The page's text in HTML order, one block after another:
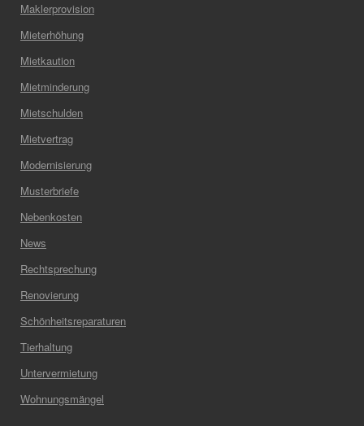
Maklerprovision
Mieterhöhung
Mietkaution
Mietminderung
Mietschulden
Mietvertrag
Modernisierung
Musterbriefe
Nebenkosten
News
Rechtsprechung
Renovierung
Schönheitsreparaturen
Tierhaltung
Untervermietung
Wohnungsmängel